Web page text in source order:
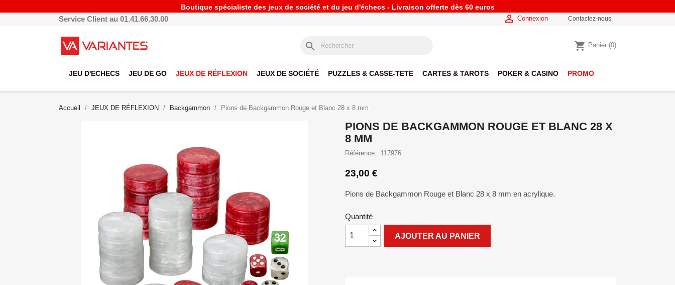
Boutique spécialiste des jeux de société et du jeu d'échecs - Livraison offerte dès 60 euros
Service Client au 01.41.66.30.00  Connexion Contactez-nous
search shopping_cart Panier (0)
JEU D'ECHECS JEU DE GO JEUX DE RÉFLEXION JEUX DE SOCIÉTÉ PUZZLES & CASSE-TETE CARTES & TAROTS POKER & CASINO PROMO
Accueil JEUX DE RÉFLEXION Backgammon Pions de Backgammon Rouge et Blanc 28 x 8 mm
PIONS DE BACKGAMMON ROUGE ET BLANC 28 X
8 MM
Référence : 117976
23,00 €
Pions de Backgammon Rouge et Blanc 28 x 8 mm en acrylique.
Quantité
AJOUTER AU PANIER